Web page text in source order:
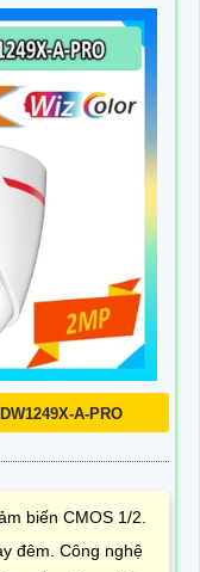
A-PRO
biến CMOS 1/2.
đêm. Công nghệ